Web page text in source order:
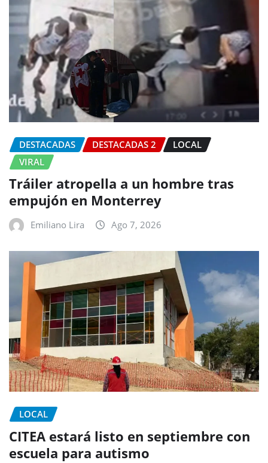
DESTACADAS DESTACADAS 2
LOCAL
VIRAL
Tráiler atropella a un hombre tras
empujón en Monterrey
Emiliano Lira Ago 7, 2026
LOCAL
CITEA estará listo en septiembre con
escuela para autismo